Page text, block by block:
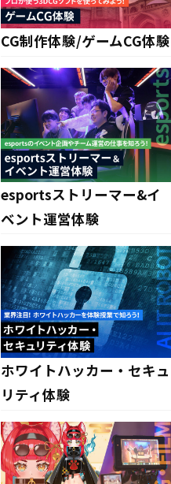
CG制作体験/ゲームCG体験
esportsストリーマー&イ
ベント運営体験
ホワイトハッカー・セキュ
リティ体験